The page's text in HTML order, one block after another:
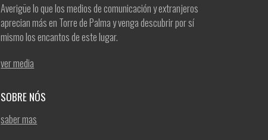
Averigüe lo que los medios de comunicación y extranjeros
aprecian más en Torre de Palma y venga descubrir por sí
mismo los encantos de este lugar.
ver media
SOBRE NÓS
saber mas